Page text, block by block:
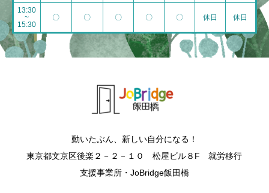
13:30
~
15:30
〇 〇 〇 〇 〇 休日 休日
動いたぶん、新しい自分になる！
東京都文京区後楽２－２－１０ 松屋ビル８F 就労移行
支援事業所・JoBridge飯田橋